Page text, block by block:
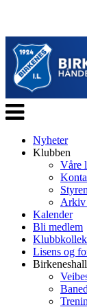
Veksle
navigasjon
Nyheter
Klubben
Våre
Arkiv
Kalender
Bli medlem
Lisens og